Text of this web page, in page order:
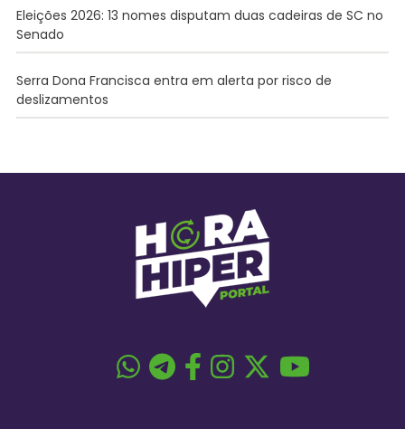
Eleições 2026: 13 nomes disputam duas cadeiras de SC no
Senado
Serra Dona Francisca entra em alerta por risco de
deslizamentos